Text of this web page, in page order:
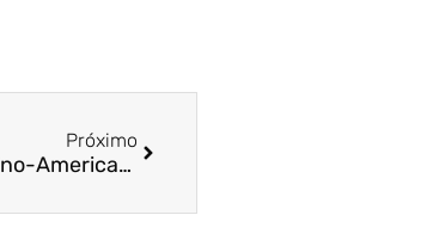
Próximo
Submissões para o VI Congresso Latino-Americano de Marketing Social são prorrogadas até 15 de julho